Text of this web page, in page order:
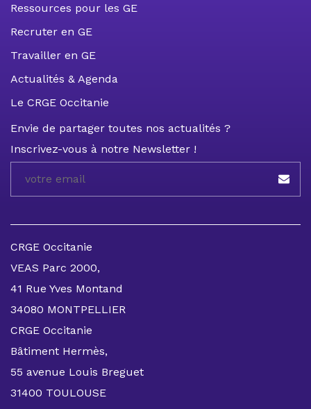
Ressources pour les GE
Recruter en GE
Travailler en GE
Actualités & Agenda
Le CRGE Occitanie
Envie de partager toutes nos actualités ?
Inscrivez-vous à notre Newsletter !
CRGE Occitanie
VEAS Parc 2000,
41 Rue Yves Montand
34080 MONTPELLIER
CRGE Occitanie
Bâtiment Hermès,
55 avenue Louis Breguet
31400 TOULOUSE